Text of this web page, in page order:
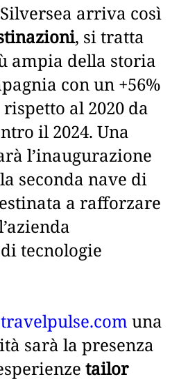
arriva così
, si tratta
ampia della storia
con un +56%
al 2020 da
il 2024. Una
l’inaugurazione
seconda nave di
a rafforzare
tecnologie
travelpulse.com una
sarà la presenza
tailor